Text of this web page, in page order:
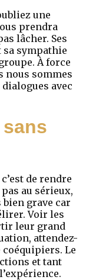
une
prendra
lâcher. Ses
sa sympathie
À force
nous sommes
avec
de rendre
au sérieux,
bien grave car
Voir les
leur grand
attendez-
Le
et tant